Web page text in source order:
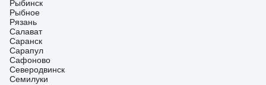
Рыбинск
Рыбное
Рязань
Салават
Саранск
Сарапул
Сафоново
Северодвинск
Семилуки